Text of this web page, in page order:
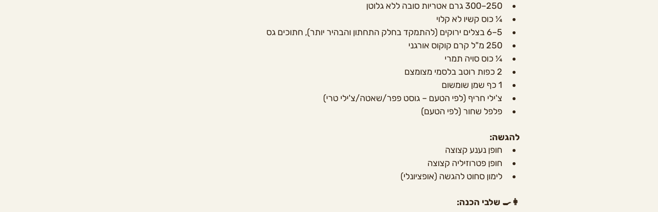
250–300 גרם אטריות סובה ללא גלוטן
¼ כוס קשיו לא קלוי
5–6 בצלים ירוקים (להתמקד בחלק התחתון והבהיר יותר), חתוכים גס
250 מ"ל קרם קוקוס אורגני
¼ כוס סויה תמרי
2 כפות רוטב בלסמי מצומצם
1 כף שמן שומשום
צ'ילי חריף (לפי הטעם – גוסט פפר/שאטה/צ'ילי טרי)
פלפל שחור (לפי הטעם)
להגשה:
חופן נענע קצוצה
חופן פטרוזיליה קצוצה
לימון סחוט להגשה (אופציונלי)
👩‍🍳 שלבי הכנה: